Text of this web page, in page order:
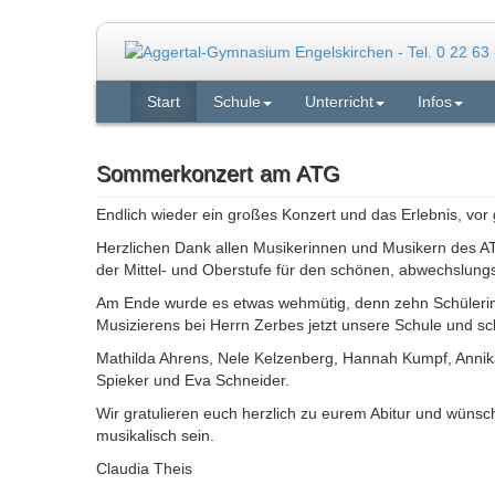
Start Schule Unterricht Infos
Sommerkonzert am ATG
Endlich wieder ein großes Konzert und das Erlebnis,
Herzlichen Dank allen Musikerinnen und Musikern des
der Mittel- und Oberstufe für den schönen,
Am Ende wurde es etwas wehmütig, denn zehn
Musizierens bei Herrn Zerbes jetzt unsere Schule und
Mathilda Ahrens, Nele Kelzenberg, Hannah Kumpf,
Spieker und Eva Schneider.
Wir gratulieren euch herzlich zu eurem Abitur und
musikalisch sein.
Claudia Theis